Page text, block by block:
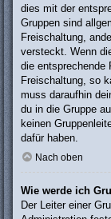
dies mit der
Gruppen sind
Freischaltung,
versteckt. Wenn
die entsprechende
Freischaltung, so
muss daraufhin
du in die Gruppe
keinen
dafür haben.
Nach oben
Wie werde ich
Der Leiter einer